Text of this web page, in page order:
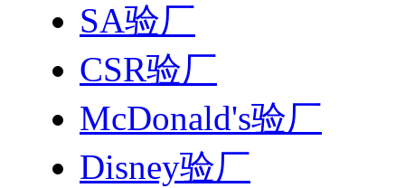
SA验厂
CSR验厂
McDonald's验厂
Disney验厂